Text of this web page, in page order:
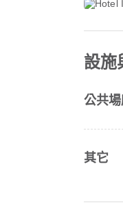
設施
公共
其它